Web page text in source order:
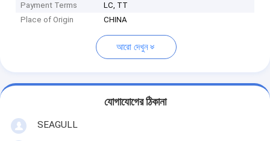
Payment Terms
LC, TT
Place of Origin
CHINA
আরো দেখুন
যোগাযোগের ঠিকানা
SEAGULL